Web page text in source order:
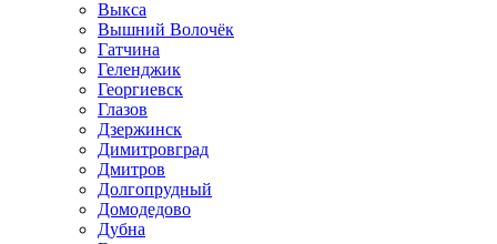
Выкса
Вышний Волочёк
Гатчина
Геленджик
Георгиевск
Глазов
Дзержинск
Димитровград
Дмитров
Долгопрудный
Домодедово
Дубна